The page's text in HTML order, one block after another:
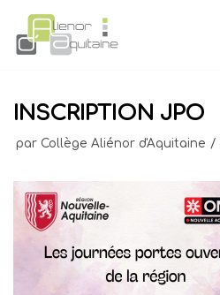
Aller
au
INSCRIPTION JPO
par Collège Aliénor d'Aquitaine